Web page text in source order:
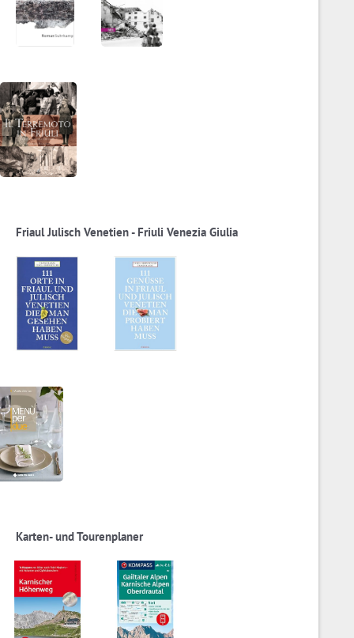
Friaul Julisch Venetien - Friuli Venezia Giulia
Karten- und Tourenplaner